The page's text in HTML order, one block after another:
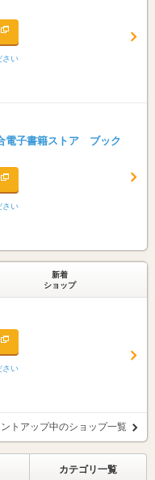
さい
電子書籍ストア ブック
さい
新着
ショップ
さい
トアップ中のショップ一覧
カテゴリ一覧